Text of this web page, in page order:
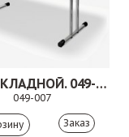
СТОЛ СКЛАДНОЙ. 049-007
049-007
Заказ